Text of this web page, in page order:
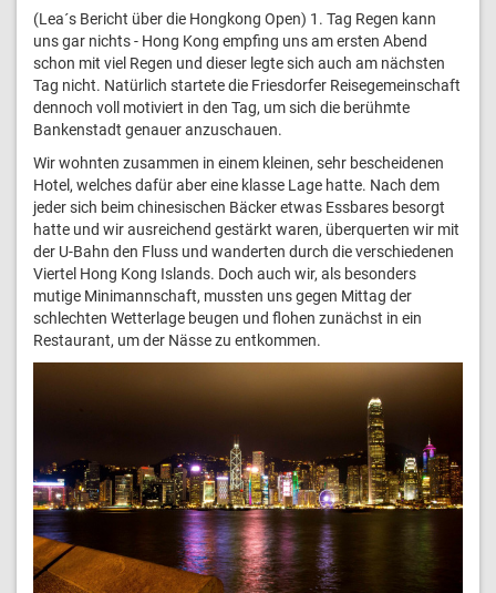
(Lea´s Bericht über die Hongkong Open) 1. Tag Regen kann
uns gar nichts - Hong Kong empfing uns am ersten Abend
schon mit viel Regen und dieser legte sich auch am nächsten
Tag nicht. Natürlich startete die Friesdorfer Reisegemeinschaft
dennoch voll motiviert in den Tag, um sich die berühmte
Bankenstadt genauer anzuschauen.
Wir wohnten zusammen in einem kleinen, sehr bescheidenen
Hotel, welches dafür aber eine klasse Lage hatte. Nach dem
jeder sich beim chinesischen Bäcker etwas Essbares besorgt
hatte und wir ausreichend gestärkt waren, überquerten wir mit
der U-Bahn den Fluss und wanderten durch die verschiedenen
Viertel Hong Kong Islands. Doch auch wir, als besonders
mutige Minimannschaft, mussten uns gegen Mittag der
schlechten Wetterlage beugen und flohen zunächst in ein
Restaurant, um der Nässe zu entkommen.